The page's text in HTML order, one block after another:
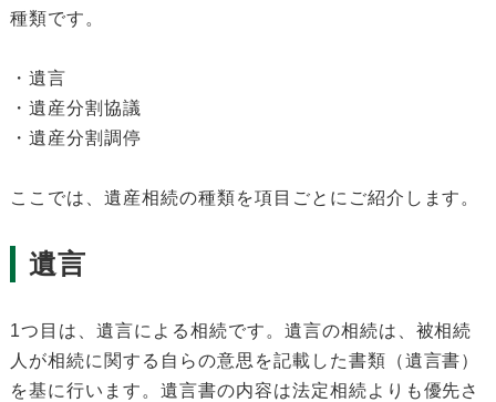
種類です。
・遺言
・遺産分割協議
・遺産分割調停
ここでは、遺産相続の種類を項目ごとにご紹介します。
遺言
1つ目は、遺言による相続です。遺言の相続は、被相続
人が相続に関する自らの意思を記載した書類（遺言書）
を基に行います。遺言書の内容は法定相続よりも優先さ